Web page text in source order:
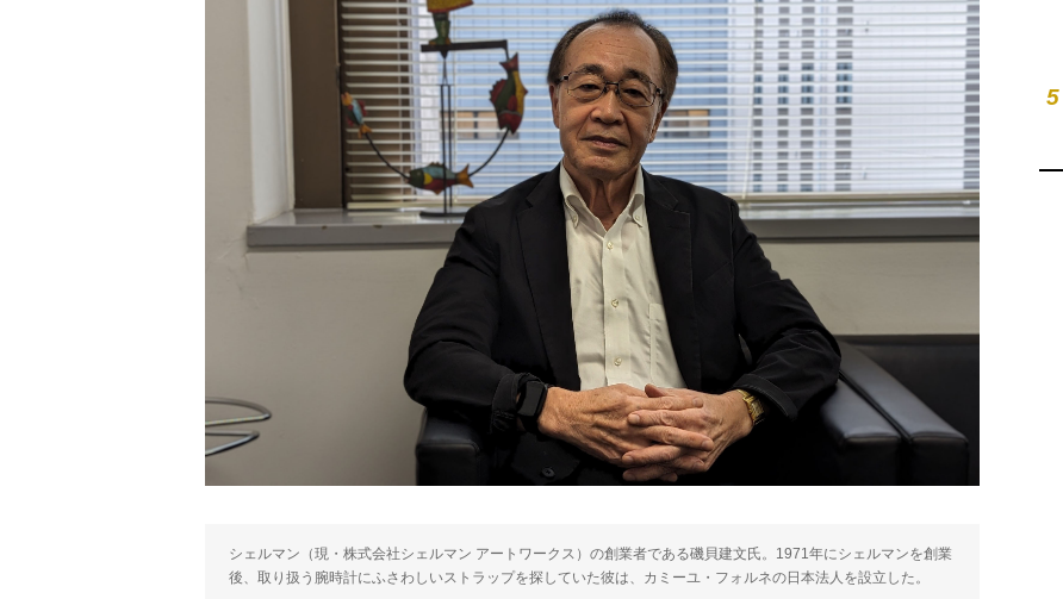
シェルマン（現・株式会社シェルマン アートワークス）の創業者である磯貝建文氏。1971年にシェルマンを創業
後、取り扱う腕時計にふさわしいストラップを探していた彼は、カミーユ・フォルネの日本法人を設立した。
5